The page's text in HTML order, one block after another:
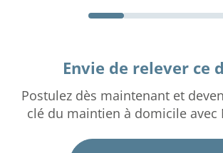
Envie de relever ce
Postulez dès maintenant et
clé du maintien à domicile avec